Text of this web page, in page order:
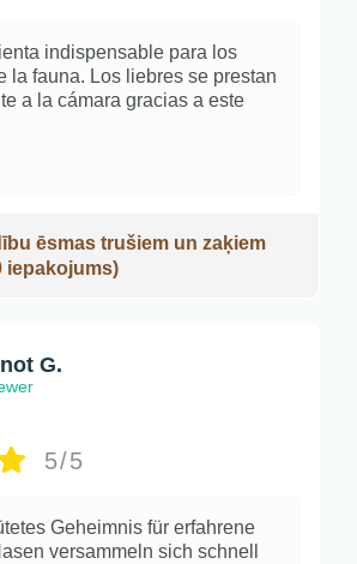
indispensable para los
la fauna. Los liebres se prestan
a la cámara gracias a este
ēsmas trušiem un zaķiem
iepakojums)
G.
5/5
Geheimnis für erfahrene
versammeln sich schnell